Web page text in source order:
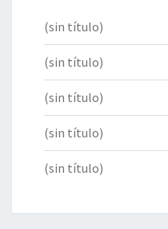
(sin título)
(sin título)
(sin título)
(sin título)
(sin título)